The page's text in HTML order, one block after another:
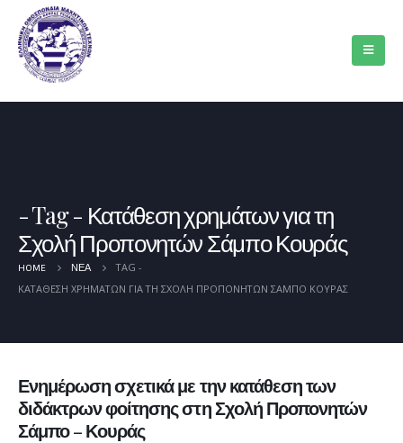
Tag - Κατάθεση χρημάτων για τη
Σχολή Προπονητών Σάμπο Κουράς
HOME ΝΈΑ
TAG -
ΚΑΤΆΘΕΣΗ ΧΡΗΜΆΤΩΝ ΓΙΑ ΤΗ ΣΧΟΛΉ ΠΡΟΠΟΝΗΤΏΝ ΣΆΜΠΟ ΚΟΥΡΆΣ
Ενημέρωση σχετικά με την κατάθεση των
διδάκτρων φοίτησης στη Σχολή Προπονητών
Σάμπο – Κουράς